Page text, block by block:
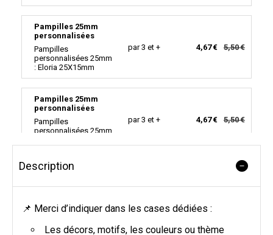
Pampilles 25mm
personnalisées
Pampilles
personnalisées 25mm
: Eloria 25X15mm
par 3 et + 4,67 € 5,50 €
Pampilles 25mm
personnalisées
Pampilles
personnalisées 25mm
par 3 et + 4,67 € 5,50 €
Pampilles 25mm
personnalisées 25mm
: Floréa 25mm
Description
📌 Merci d’indiquer dans les cases dédiées :
Les décors, motifs, les couleurs ou thème